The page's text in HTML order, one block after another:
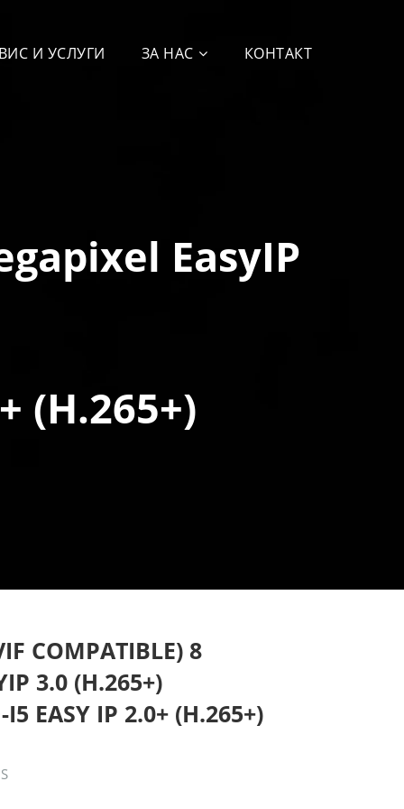
И УСЛУГИ ЗА НАС КОНТАКТ
EasyIP
(H.265+)
COMPATIBLE) 8
3.0 (H.265+)
EASY IP 2.0+ (H.265+)